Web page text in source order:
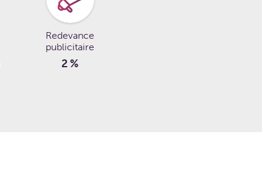
Redevance
publicitaire
2 %